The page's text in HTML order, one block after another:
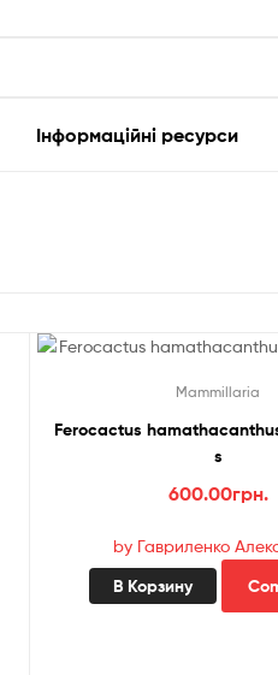
Інформаційні ресурси
Mammillaria
Ferocactus
s
600.00грн.
by Гавриленко
В Корзину